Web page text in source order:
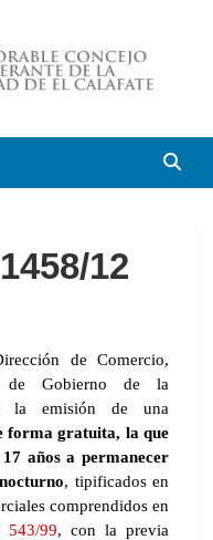
Calafate
12
de Comercio,
de Gobierno de la
la emisión de una
forma gratuita, la que
años a permanecer
, tipificados en
comprendidos en
543/99, con la previa